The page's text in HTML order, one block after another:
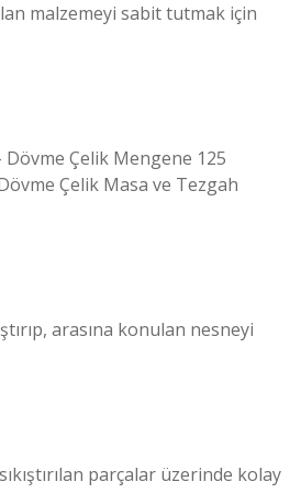
malzemeyi sabit tutmak için
Dövme Çelik Mengene 125
Çelik Masa ve Tezgah
arasına konulan nesneyi
parçalar üzerinde kolay